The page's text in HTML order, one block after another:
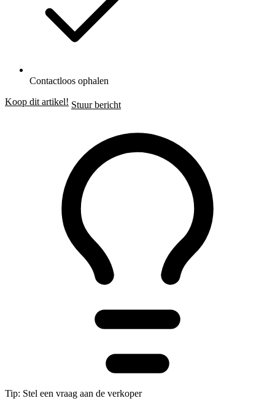
Contactloos ophalen
Koop dit artikel! Stuur bericht
Tip: Stel een vraag aan de verkoper